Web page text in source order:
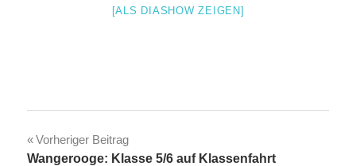
[ALS DIASHOW ZEIGEN]
Beitragsnavigation
Vorheriger Beitrag
Wangerooge: Klasse 5/6 auf Klassenfahrt